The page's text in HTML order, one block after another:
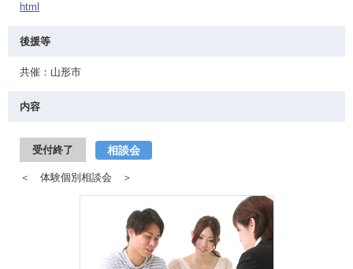
html
後援等
共催：山形市
内容
受付終了 相談会
＜ 体験個別相談会 ＞